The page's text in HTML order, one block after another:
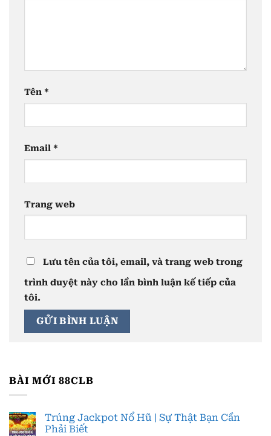
Tên *
Email *
Trang web
Lưu tên của tôi, email, và trang web trong
trình duyệt này cho lần bình luận kế tiếp của
tôi.
BÀI MỚI 88CLB
Trúng Jackpot Nổ Hũ | Sự Thật Bạn Cần
Phải Biết